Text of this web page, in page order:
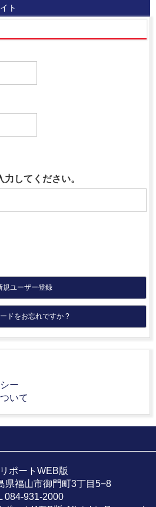
ト
力してください。
規ユーザー登録
ドをお忘れですか ?
ー
いて
ポートWEB版
県福山市御門町3丁目5−8
084-931-2000